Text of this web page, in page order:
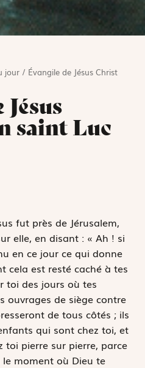
jour / Évangile de Jésus Christ
saint Luc
fut près de Jérusalem,
elle, en disant : « Ah ! si
en ce jour ce qui donne
cela est resté caché à tes
toi des jours où tes
ouvrages de siège contre
de tous côtés ; ils
qui sont chez toi, et
toi pierre sur pierre, parce
le moment où Dieu te